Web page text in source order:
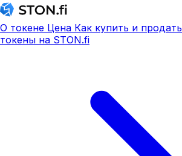
О токене Цена Как купить и продать
токены на STON.fi